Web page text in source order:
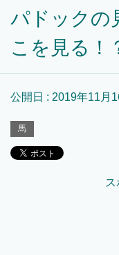
パドックの
こを見る！
公開日 : 2019年11月
馬